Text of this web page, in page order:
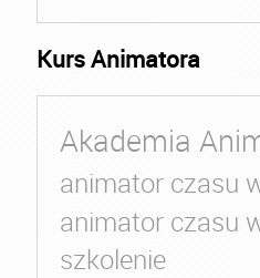
Kurs Animatora
Akademia
animator czasu
animator czasu
szkolenie